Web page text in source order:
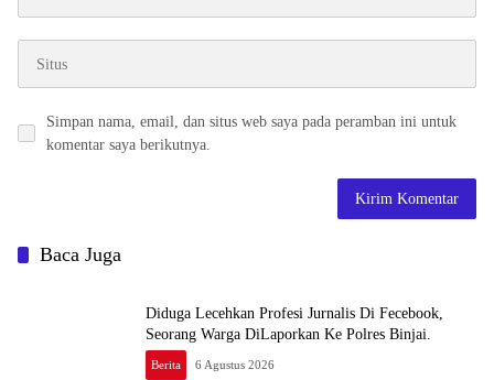
Simpan nama, email, dan situs web saya pada peramban ini untuk
komentar saya berikutnya.
Baca Juga
Diduga Lecehkan Profesi Jurnalis Di Fecebook,
Seorang Warga DiLaporkan Ke Polres Binjai.
Berita 6 Agustus 2026